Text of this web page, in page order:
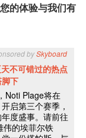
的体验与我们有